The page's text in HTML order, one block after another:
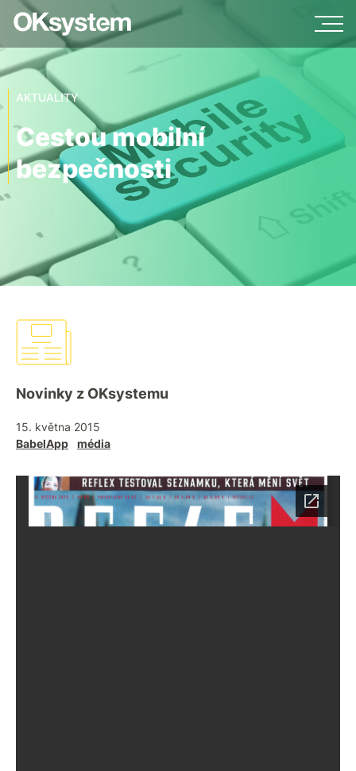
AKTUALITY
Cestou mobilní
bezpečnosti
Novinky z OKsystemu
15. května 2015
BabelApp
média